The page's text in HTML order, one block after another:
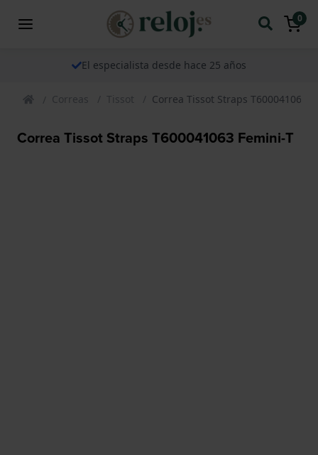
0
El especialista desde hace 25 años
Correas Tissot Correa Tissot Straps T600041063
Correa Tissot Straps T600041063 Femini-T